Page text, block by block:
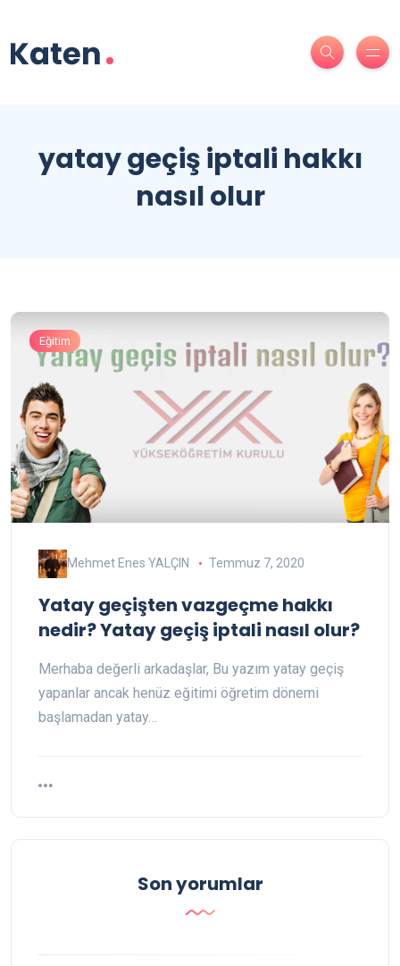
yatay geçiş iptali hakkı
nasıl olur
Eğitim
Mehmet Enes YALÇIN Temmuz 7, 2020
Yatay geçişten vazgeçme hakkı
nedir? Yatay geçiş iptali nasıl olur?
Merhaba değerli arkadaşlar, Bu yazım yatay geçiş
yapanlar ancak henüz eğitimi öğretim dönemi
başlamadan yatay…
Son yorumlar